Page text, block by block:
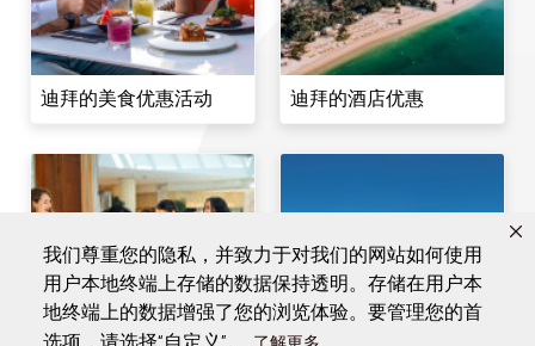
我们尊重您的隐私，并致力于对我们的网站如何使用
用户本地终端上存储的数据保持透明。存储在用户本
地终端上的数据增强了您的浏览体验。要管理您的首
迪拜的美食优惠活动 迪拜的酒店优惠